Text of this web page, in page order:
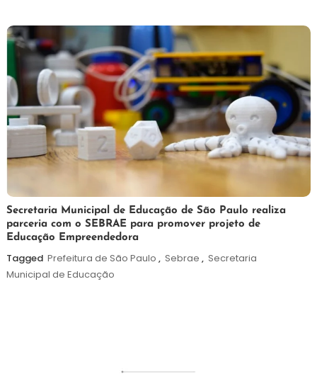
5
de
agosto
de
2026
Maurilio
Secretaria Municipal de Educação de São Paulo realiza
parceria com o SEBRAE para promover projeto de
Educação Empreendedora
Tagged Prefeitura de São Paulo , Sebrae , Secretaria
Municipal de Educação